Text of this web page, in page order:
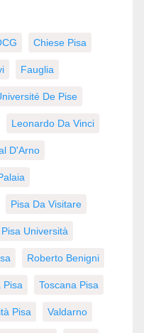
Chiese Pisa
Fauglia
De Pise
Leonardo Da Vinci
D'Arno
Pisa Da Visitare
Pisa Università
Roberto Benigni
Pisa Toscana Pisa
Pisa Valdarno